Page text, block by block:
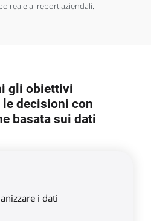
reale ai report aziendali.
gli obiettivi
decisioni con
basata sui dati
i dati